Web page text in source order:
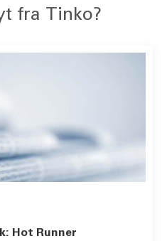
fra Tinko?
Hot Runner